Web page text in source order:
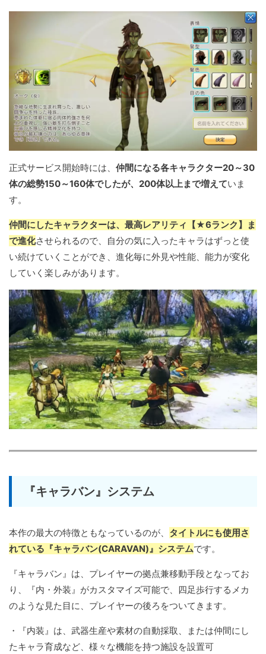
正式サービス開始時には、 仲間になる各キャラクター20～30
体の総勢150～160体でしたが、200体以上まで増えていま
す。
仲間にしたキャラクターは、最高レアリティ【★6ランク】ま
で進化させられるので、自分の気に入ったキャラはずっと使
い続けていくことができ、進化毎に外見や性能、能力が変化
していく楽しみがあります。
『キャラバン』システム
本作の最大の特徴ともなっているのが、 タイトルにも使用さ
れている『キャラバン(CARAVAN)』システムです。
『キャラバン』は、プレイヤーの拠点兼移動手段となってお
り、『内・外装』がカスタマイズ可能で、四足歩行するメカ
のような見た目に、プレイヤーの後ろをついてきます。
・『内装』は、武器生産や素材の自動採取、または仲間にし
たキャラ育成など、様々な機能を持つ施設を設置可